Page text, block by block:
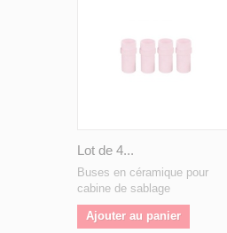
Lot de 4...
Buses en céramique pour
cabine de sablage
Ajouter au panier